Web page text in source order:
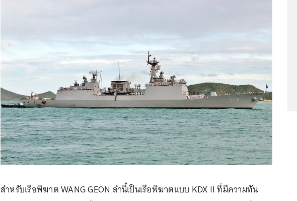
สำหรับเรือพิฆาต WANG GEON ลำนี้เป็นเรือพิฆาตแบบ KDX II ที่มีความทัน